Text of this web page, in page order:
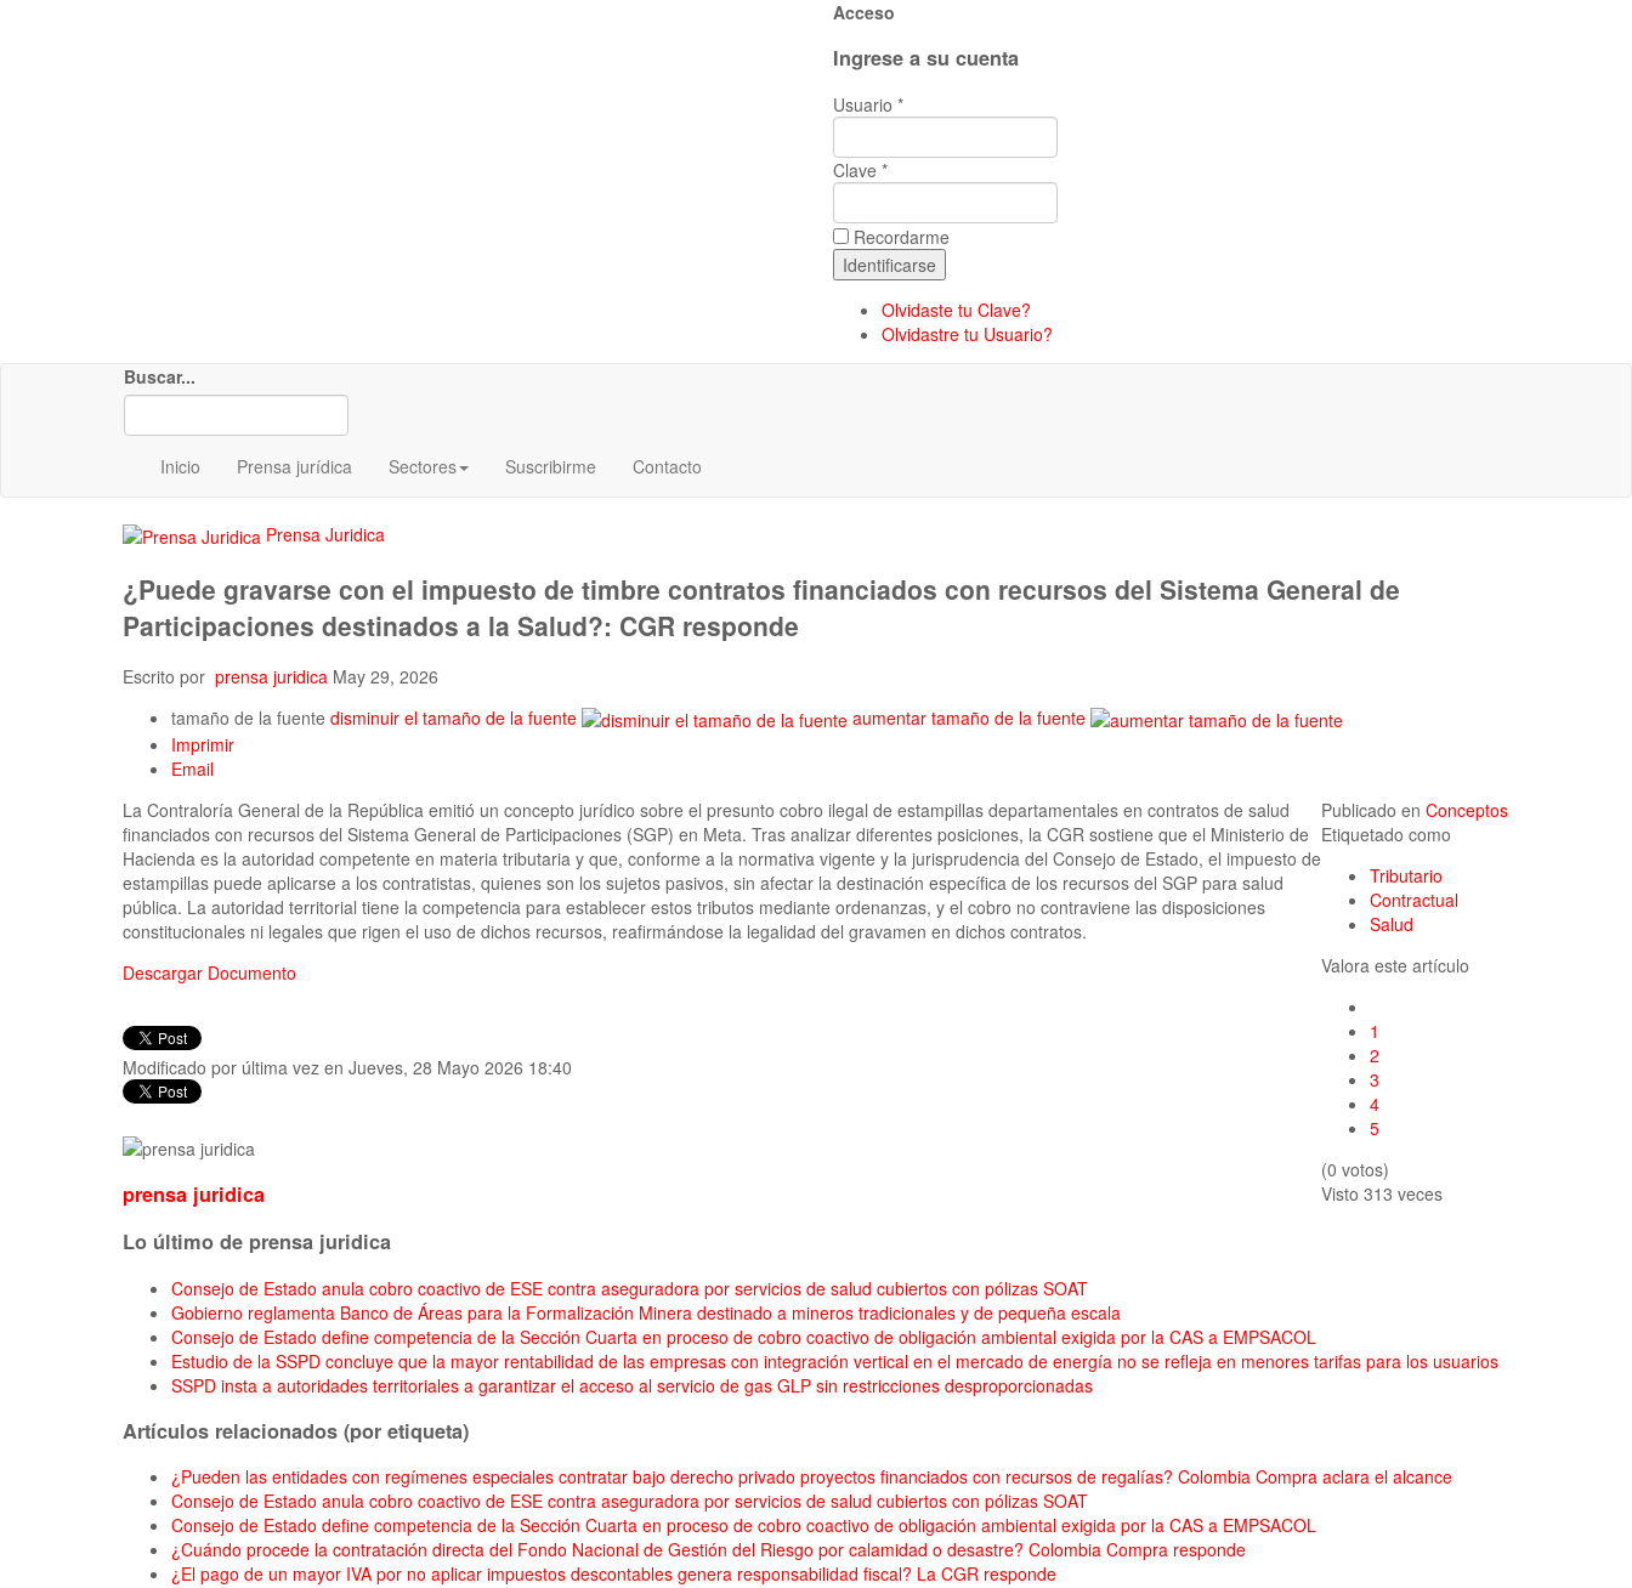
Acceso
Ingrese a su cuenta
Usuario *
Clave *
Recordarme
Olvidaste tu Clave?
Olvidastre tu Usuario?
Buscar...
Inicio Prensa jurídica Sectores Suscribirme Contacto
Prensa Juridica
¿Puede gravarse con el impuesto de timbre contratos financiados con recursos del Sistema General de
Participaciones destinados a la Salud?: CGR responde
Escrito por prensa juridica May 29, 2026
tamaño de la fuente disminuir el tamaño de la fuente
aumentar tamaño de la fuente
Imprimir
Email
Publicado en Conceptos
Etiquetado como
Tributario
Contractual
Salud
Valora este artículo
1
2
3
4
5
(0 votos)
Visto 313 veces
La Contraloría General de la República emitió un concepto jurídico sobre el presunto cobro ilegal de estampillas departamentales en contratos de salud
financiados con recursos del Sistema General de Participaciones (SGP) en Meta. Tras analizar diferentes posiciones, la CGR sostiene que el Ministerio de
Hacienda es la autoridad competente en materia tributaria y que, conforme a la normativa vigente y la jurisprudencia del Consejo de Estado, el impuesto de
estampillas puede aplicarse a los contratistas, quienes son los sujetos pasivos, sin afectar la destinación específica de los recursos del SGP para salud
pública. La autori­dad territorial tiene la competencia para establecer estos tributos mediante ordenanzas, y el cobro no contraviene las disposiciones
constitucionales ni legales que rigen el uso de dichos recursos, reafirmándose la legalidad del gravamen en dichos contratos.
Descargar Documento
Modificado por última vez en Jueves, 28 Mayo 2026 18:40
prensa juridica
Lo último de prensa juridica
Consejo de Estado anula cobro coactivo de ESE contra aseguradora por servicios de salud cubiertos con pólizas SOAT
Gobierno reglamenta Banco de Áreas para la Formalización Minera destinado a mineros tradicionales y de pequeña escala
Consejo de Estado define competencia de la Sección Cuarta en proceso de cobro coactivo de obligación ambiental exigida por la CAS a EMPSACOL
Estudio de la SSPD concluye que la mayor rentabilidad de las empresas con integración vertical en el mercado de energía no se refleja en menores tarifas para los usuarios
SSPD insta a autoridades territoriales a garantizar el acceso al servicio de gas GLP sin restricciones desproporcionadas
Artículos relacionados (por etiqueta)
¿Pueden las entidades con regímenes especiales contratar bajo derecho privado proyectos financiados con recursos de regalías? Colombia Compra aclara el alcance
Consejo de Estado anula cobro coactivo de ESE contra aseguradora por servicios de salud cubiertos con pólizas SOAT
Consejo de Estado define competencia de la Sección Cuarta en proceso de cobro coactivo de obligación ambiental exigida por la CAS a EMPSACOL
¿Cuándo procede la contratación directa del Fondo Nacional de Gestión del Riesgo por calamidad o desastre? Colombia Compra responde
¿El pago de un mayor IVA por no aplicar impuestos descontables genera responsabilidad fiscal? La CGR responde